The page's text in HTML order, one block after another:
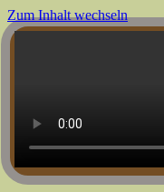
Zum Inhalt wechseln